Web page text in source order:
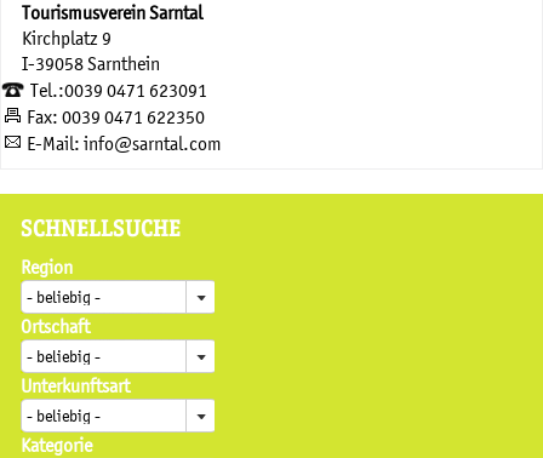
Tourismusverein Sarntal
Kirchplatz 9
I-39058 Sarnthein
Tel.:0039 0471 623091
Fax: 0039 0471 622350
E-Mail: info@sarntal.com
SCHNELLSUCHE
Region
Ortschaft
Unterkunftsart
Kategorie